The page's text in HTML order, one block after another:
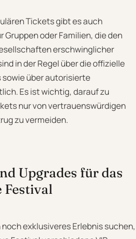
Tickets gibt es auch
Gruppen oder Familien, die den
erschwinglicher
in der Regel über die offizielle
sowie über autorisierte
Es ist wichtig, darauf zu
nur von vertrauenswürdigen
zu vermeiden.
Upgrades für das
Festival
exklusiveres Erlebnis suchen,